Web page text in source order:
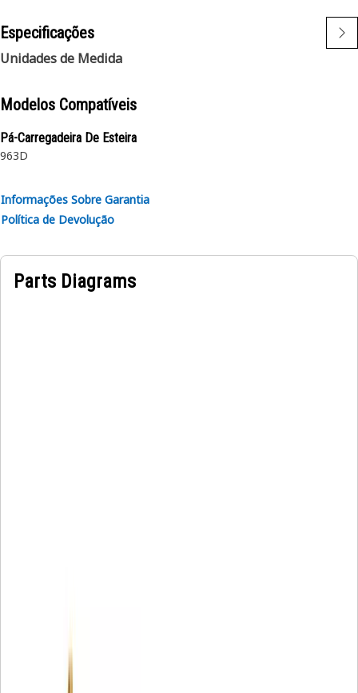
Especificações
Unidades de Medida
Modelos Compatíveis
Pá-Carregadeira De Esteira
963D
Informações Sobre Garantia
Política de Devolução
Parts Diagrams